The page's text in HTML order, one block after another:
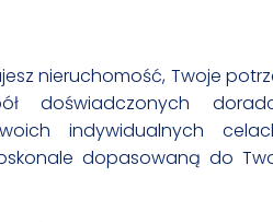
nieruchomość, Twoje
doświadczonych
indywidualnych
dopasowaną do